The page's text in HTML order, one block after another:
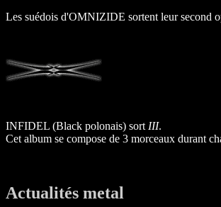
Les suédois d'OMNIZIDE sortent leur second
INFIDEL (Black polonais) sort III.
Cet album se compose de 3 morceaux durant
Actualités metal